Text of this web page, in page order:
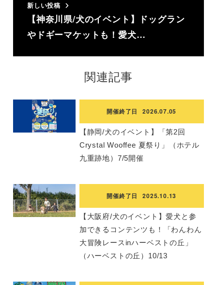
新しい投稿
【神奈川県/犬のイベント】ドッグラン
やドギーマケットも！愛犬…
関連記事
開催終了日 2026.07.05
【静岡/犬のイベント】「第2回
Crystal Wooffee 夏祭り」（ホテル
九重跡地）7/5開催
開催終了日 2025.10.13
【大阪府/犬のイベント】愛犬と参
加できるコンテンツも！「わんわん
大冒険レースinハーベストの丘」
（ハーベストの丘）10/13